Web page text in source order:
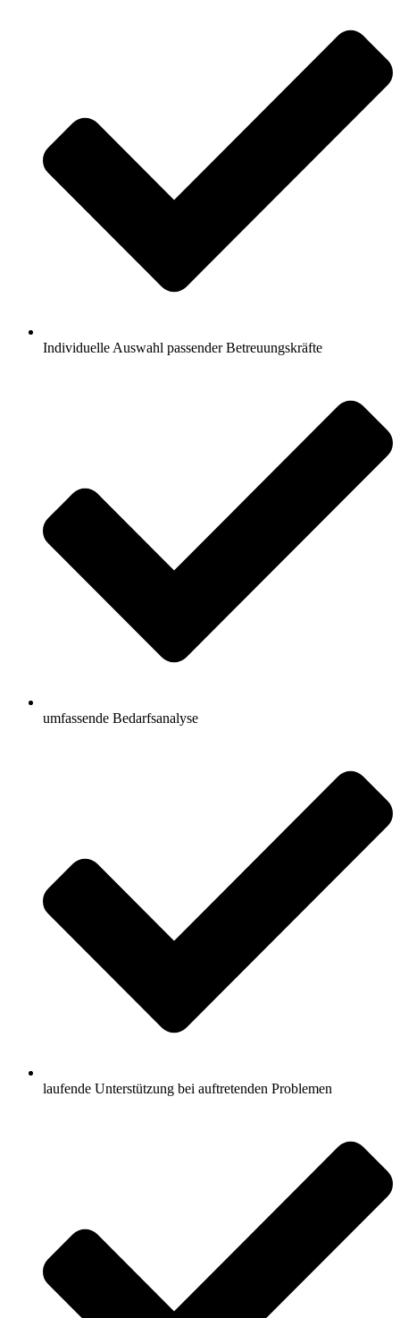
Individuelle Auswahl passender Betreuungskräfte
umfassende Bedarfsanalyse
laufende Unterstützung bei auftretenden Problemen